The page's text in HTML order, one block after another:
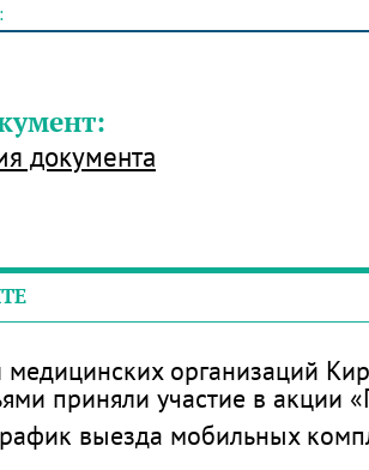
документа
медицинских организаций
приняли участие в акции
выезда мобильных